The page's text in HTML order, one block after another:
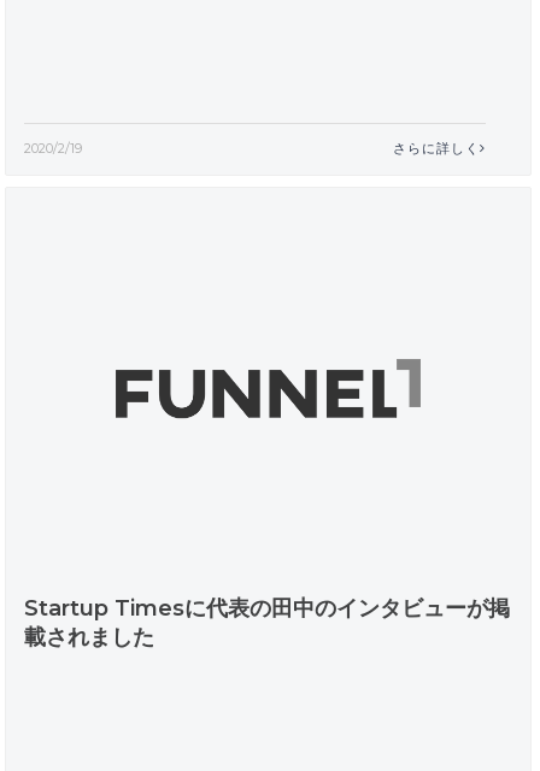
2020/2/19 さらに詳しく
Startup Timesに代表の田中のインタビューが掲
載されました